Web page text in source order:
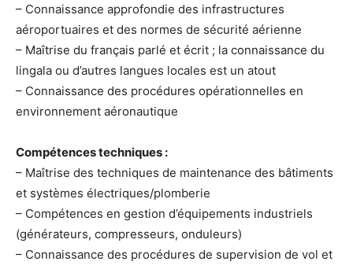
– Connaissance approfondie des infrastructures
aéroportuaires et des normes de sécurité aérienne
– Maîtrise du français parlé et écrit ; la connaissance du
lingala ou d’autres langues locales est un atout
– Connaissance des procédures opérationnelles en
environnement aéronautique
Compétences techniques :
– Maîtrise des techniques de maintenance des bâtiments
et systèmes électriques/plomberie
– Compétences en gestion d’équipements industriels
(générateurs, compresseurs, onduleurs)
– Connaissance des procédures de supervision de vol et